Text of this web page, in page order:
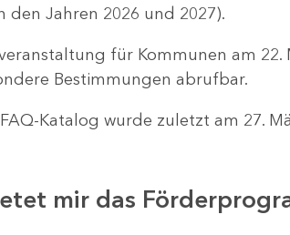
den Jahren 2026 und 2027).
für Kommunen am
Bestimmungen abrufbar.
Katalog wurde zuletzt am 27.
mir das